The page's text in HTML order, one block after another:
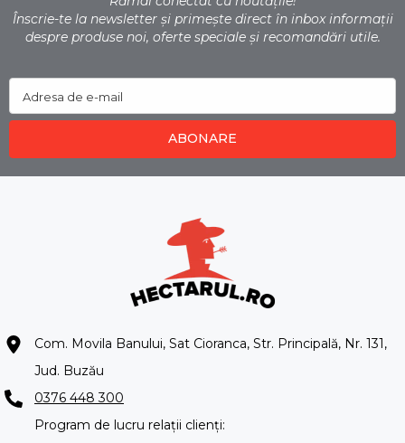
Înscrie-te la newsletter și primește direct în inbox informații
despre produse noi, oferte speciale și recomandări utile.
Adresa de e-mail
ABONARE
Com. Movila Banului, Sat Cioranca, Str. Principală, Nr. 131,
Jud. Buzău
0376 448 300
Program de lucru relații clienți: